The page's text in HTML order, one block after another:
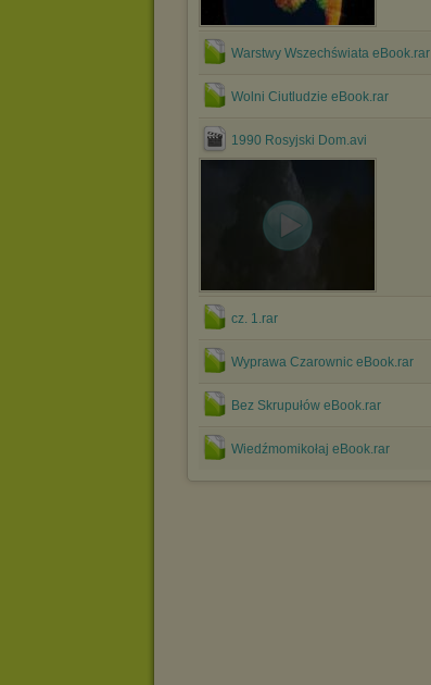
Warstwy Wszechświata eBook.rar
Wolni Ciutludzie eBook.rar
1990 Rosyjski Dom.avi
cz. 1.rar
Wyprawa Czarownic eBook.rar
Bez Skrupułów eBook.rar
Wiedźmomikołaj eBook.rar